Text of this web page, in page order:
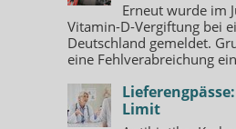
Erneut wurde im
Vitamin-D-Vergiftung bei
Deutschland gemeldet.
eine Fehlverabreichung
Limit